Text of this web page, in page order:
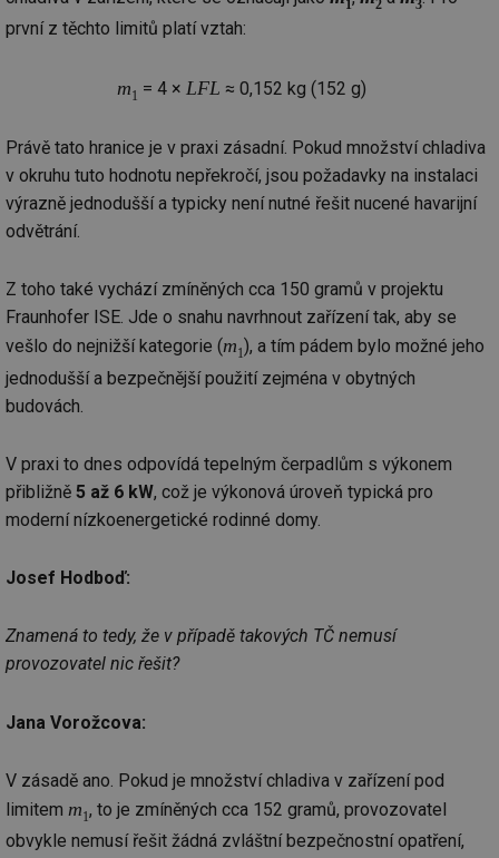
1 2 3
první z těchto limitů platí vztah:
m1 = 4 × LFL ≈ 0,152 kg (152 g)
Právě tato hranice je v praxi zásadní. Pokud množství chladiva
v okruhu tuto hodnotu nepřekročí, jsou požadavky na instalaci
výrazně jednodušší a typicky není nutné řešit nucené havarijní
odvětrání.
Z toho také vychází zmíněných cca 150 gramů v projektu
Fraunhofer ISE. Jde o snahu navrhnout zařízení tak, aby se
vešlo do nejnižší kategorie (m1), a tím pádem bylo možné jeho
jednodušší a bezpečnější použití zejména v obytných
budovách.
V praxi to dnes odpovídá tepelným čerpadlům s výkonem
přibližně 5 až 6 kW, což je výkonová úroveň typická pro
moderní nízkoenergetické rodinné domy.
Josef Hodboď:
Znamená to tedy, že v případě takových TČ nemusí
provozovatel nic řešit?
Jana Vorožcova:
V zásadě ano. Pokud je množství chladiva v zařízení pod
limitem m1, to je zmíněných cca 152 gramů, provozovatel
obvykle nemusí řešit žádná zvláštní bezpečnostní opatření,